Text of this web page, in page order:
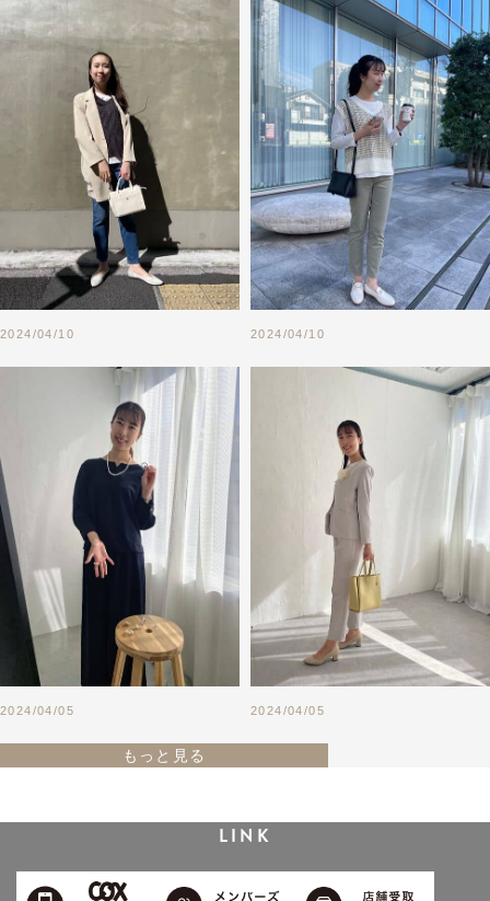
2024/04/10 2024/04/10
2024/04/05 2024/04/05
もっと見る
LINK